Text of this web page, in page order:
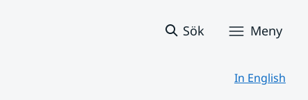
Sök Meny
In English